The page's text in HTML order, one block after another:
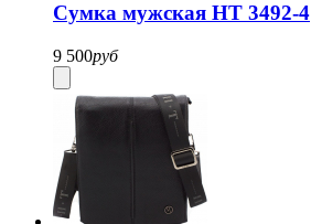
Сумка мужская HT 3492-4
9 500руб